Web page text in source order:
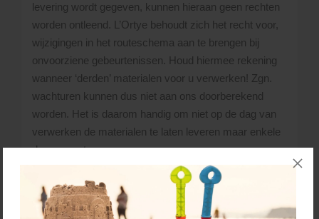
levering wordt gegeven, kunnen hieraan geen rechten
worden ontleend. L’Ortye behoudt zich het recht voor,
wijzigingen in het routeschema aan te brengen bij
onvoorziene gebeurtenissen. Houd hiermee rekening
wanneer ‘derden’ materialen voor u verwerken! Zgn.
wachturen kunnen dus niet aan ons doorberekend
worden. Het is daarom handig om niet op de dag van
verwerken de materialen te laten leveren maar enkele
dagen van te voren.
Heb je vragen over levertijden/voorraden, neem dan
gerust contact met ons op via hetcontactformulier
Bellen kan ook:045 - 528 02 02.